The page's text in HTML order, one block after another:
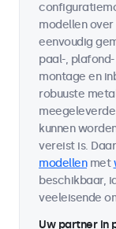
modellen
eenvoudig
paal-,
montage en
robuuste
kunnen
vereist is.
modellenmet
beschikbaar,
veeleisende
Uw partner in